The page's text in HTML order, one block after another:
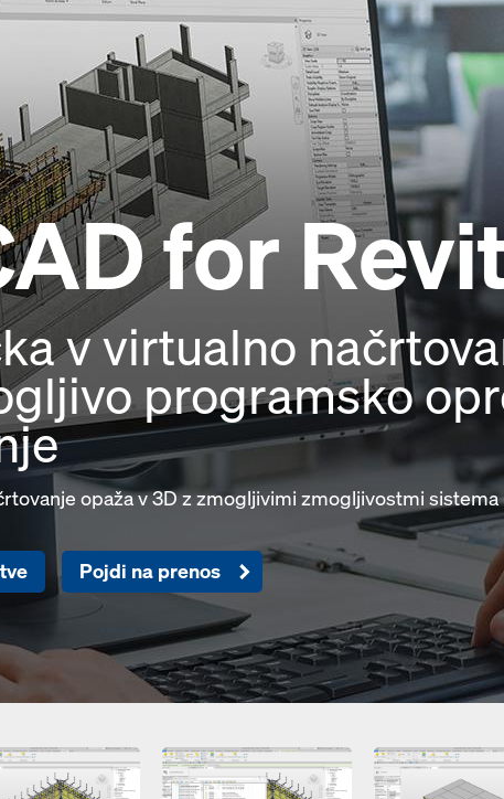
for
v virtualno
programsko
opaža v 3D z zmogljivimi zmogljivostmi sistema
Pojdi na prenos
Open Open